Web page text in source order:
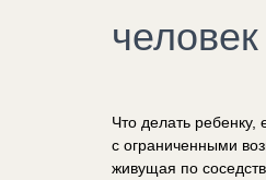
человек
Что делать
с ограниченными
живущая по